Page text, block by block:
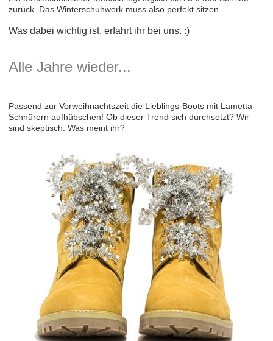
zurück. Das Winterschuhwerk muss also perfekt sitzen.
Was dabei wichtig ist, erfahrt ihr bei uns. :)
Alle Jahre wieder...
Passend zur Vorweihnachtszeit die Lieblings-Boots mit Lametta-
Schnürern aufhübschen! Ob dieser Trend sich durchsetzt? Wir
sind skeptisch. Was meint ihr?